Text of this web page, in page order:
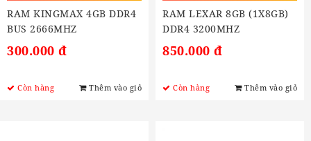
RAM KINGMAX 4GB DDR4
BUS 2666MHZ
300.000 đ
Còn hàng Thêm vào giỏ
RAM LEXAR 8GB (1X8GB)
DDR4 3200MHZ
850.000 đ
Còn hàng Thêm vào giỏ